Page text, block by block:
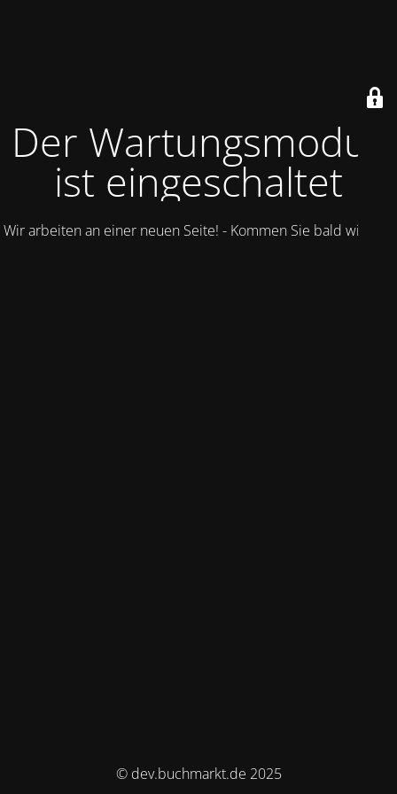
Der Wartungsmodus
ist eingeschaltet
Wir arbeiten an einer neuen Seite! - Kommen Sie bald wieder.
© dev.buchmarkt.de 2025